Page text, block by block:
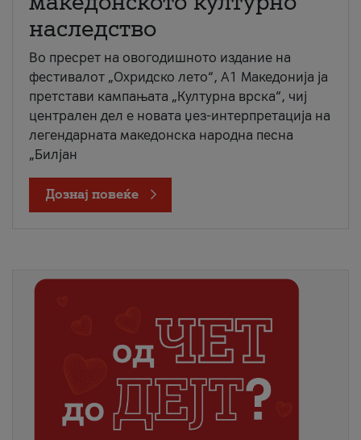
наследство
Во пресрет на овогодишното издание на
фестивалот „Охридско лето“, А1 Македонија ја
претстави кампањата „Културна врска“, чиј
централен дел е новата џез-интерпретација на
легендарната македонска народна песна
„Билјан
Дознај повеќе